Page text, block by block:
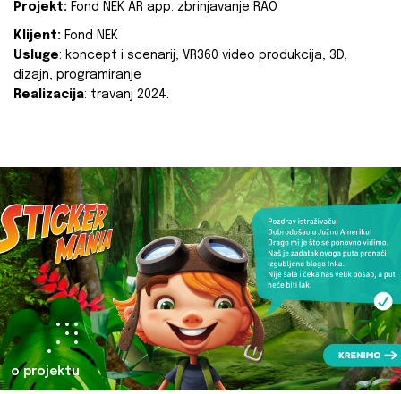
Projekt: Fond NEK AR app. zbrinjavanje RAO
Klijent: Fond NEK
Usluge: koncept i scenarij, VR360 video produkcija, 3D,
dizajn, programiranje
Realizacija: travanj 2024.
o projektu